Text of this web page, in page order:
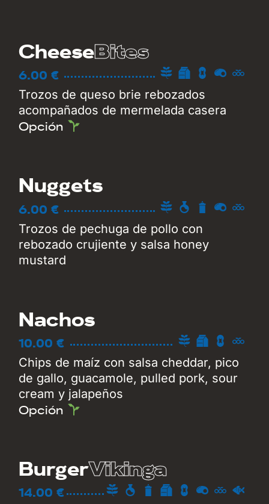
CheeseBites
6.00 €
Trozos de queso brie rebozados
acompañados de mermelada casera
Opción
Nuggets
6.00 €
Trozos de pechuga de pollo con
rebozado crujiente y salsa honey
mustard
Nachos
10.00 €
Chips de maíz con salsa cheddar, pico
de gallo, guacamole, pulled pork, sour
cream y jalapeños
Opción
BurgerVikinga
14.00 €